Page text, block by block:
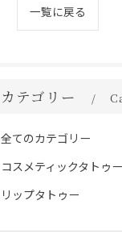
一覧に戻る
カテゴリー
全てのカテゴリー
コスメティックタトゥー
リップタトゥー